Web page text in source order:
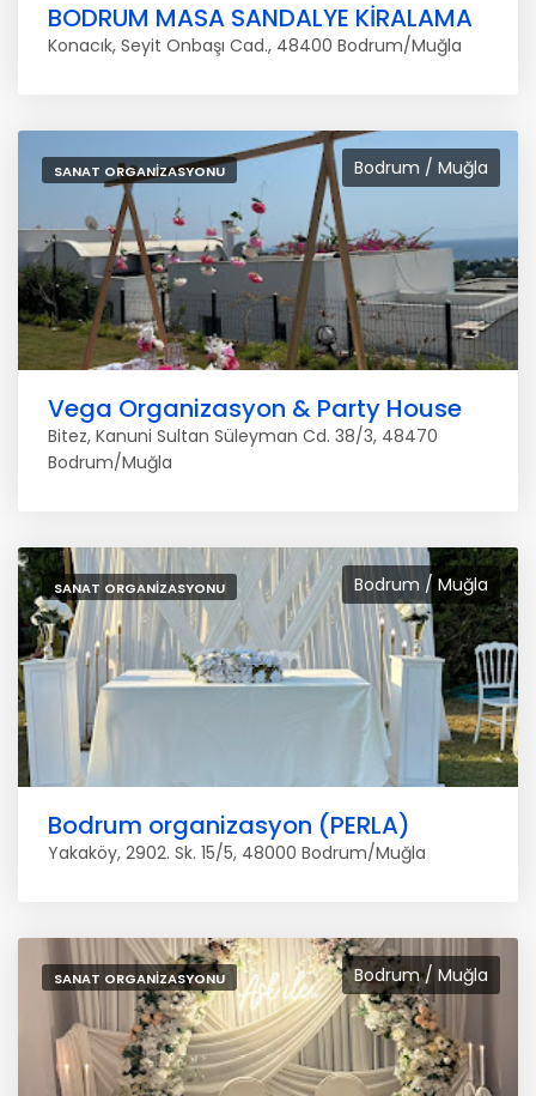
BODRUM MASA SANDALYE KİRALAMA
Konacık, Seyit Onbaşı Cad., 48400 Bodrum/Muğla
Bodrum / Muğla
SANAT ORGANIZASYONU
Vega Organizasyon & Party House
Bitez, Kanuni Sultan Süleyman Cd. 38/3, 48470
Bodrum/Muğla
Bodrum / Muğla
SANAT ORGANIZASYONU
Bodrum organizasyon (PERLA)
Yakaköy, 2902. Sk. 15/5, 48000 Bodrum/Muğla
Bodrum / Muğla
SANAT ORGANIZASYONU